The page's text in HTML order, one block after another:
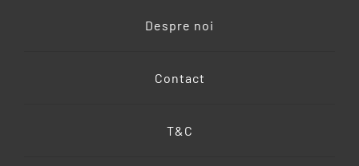
Despre noi
Contact
T&C